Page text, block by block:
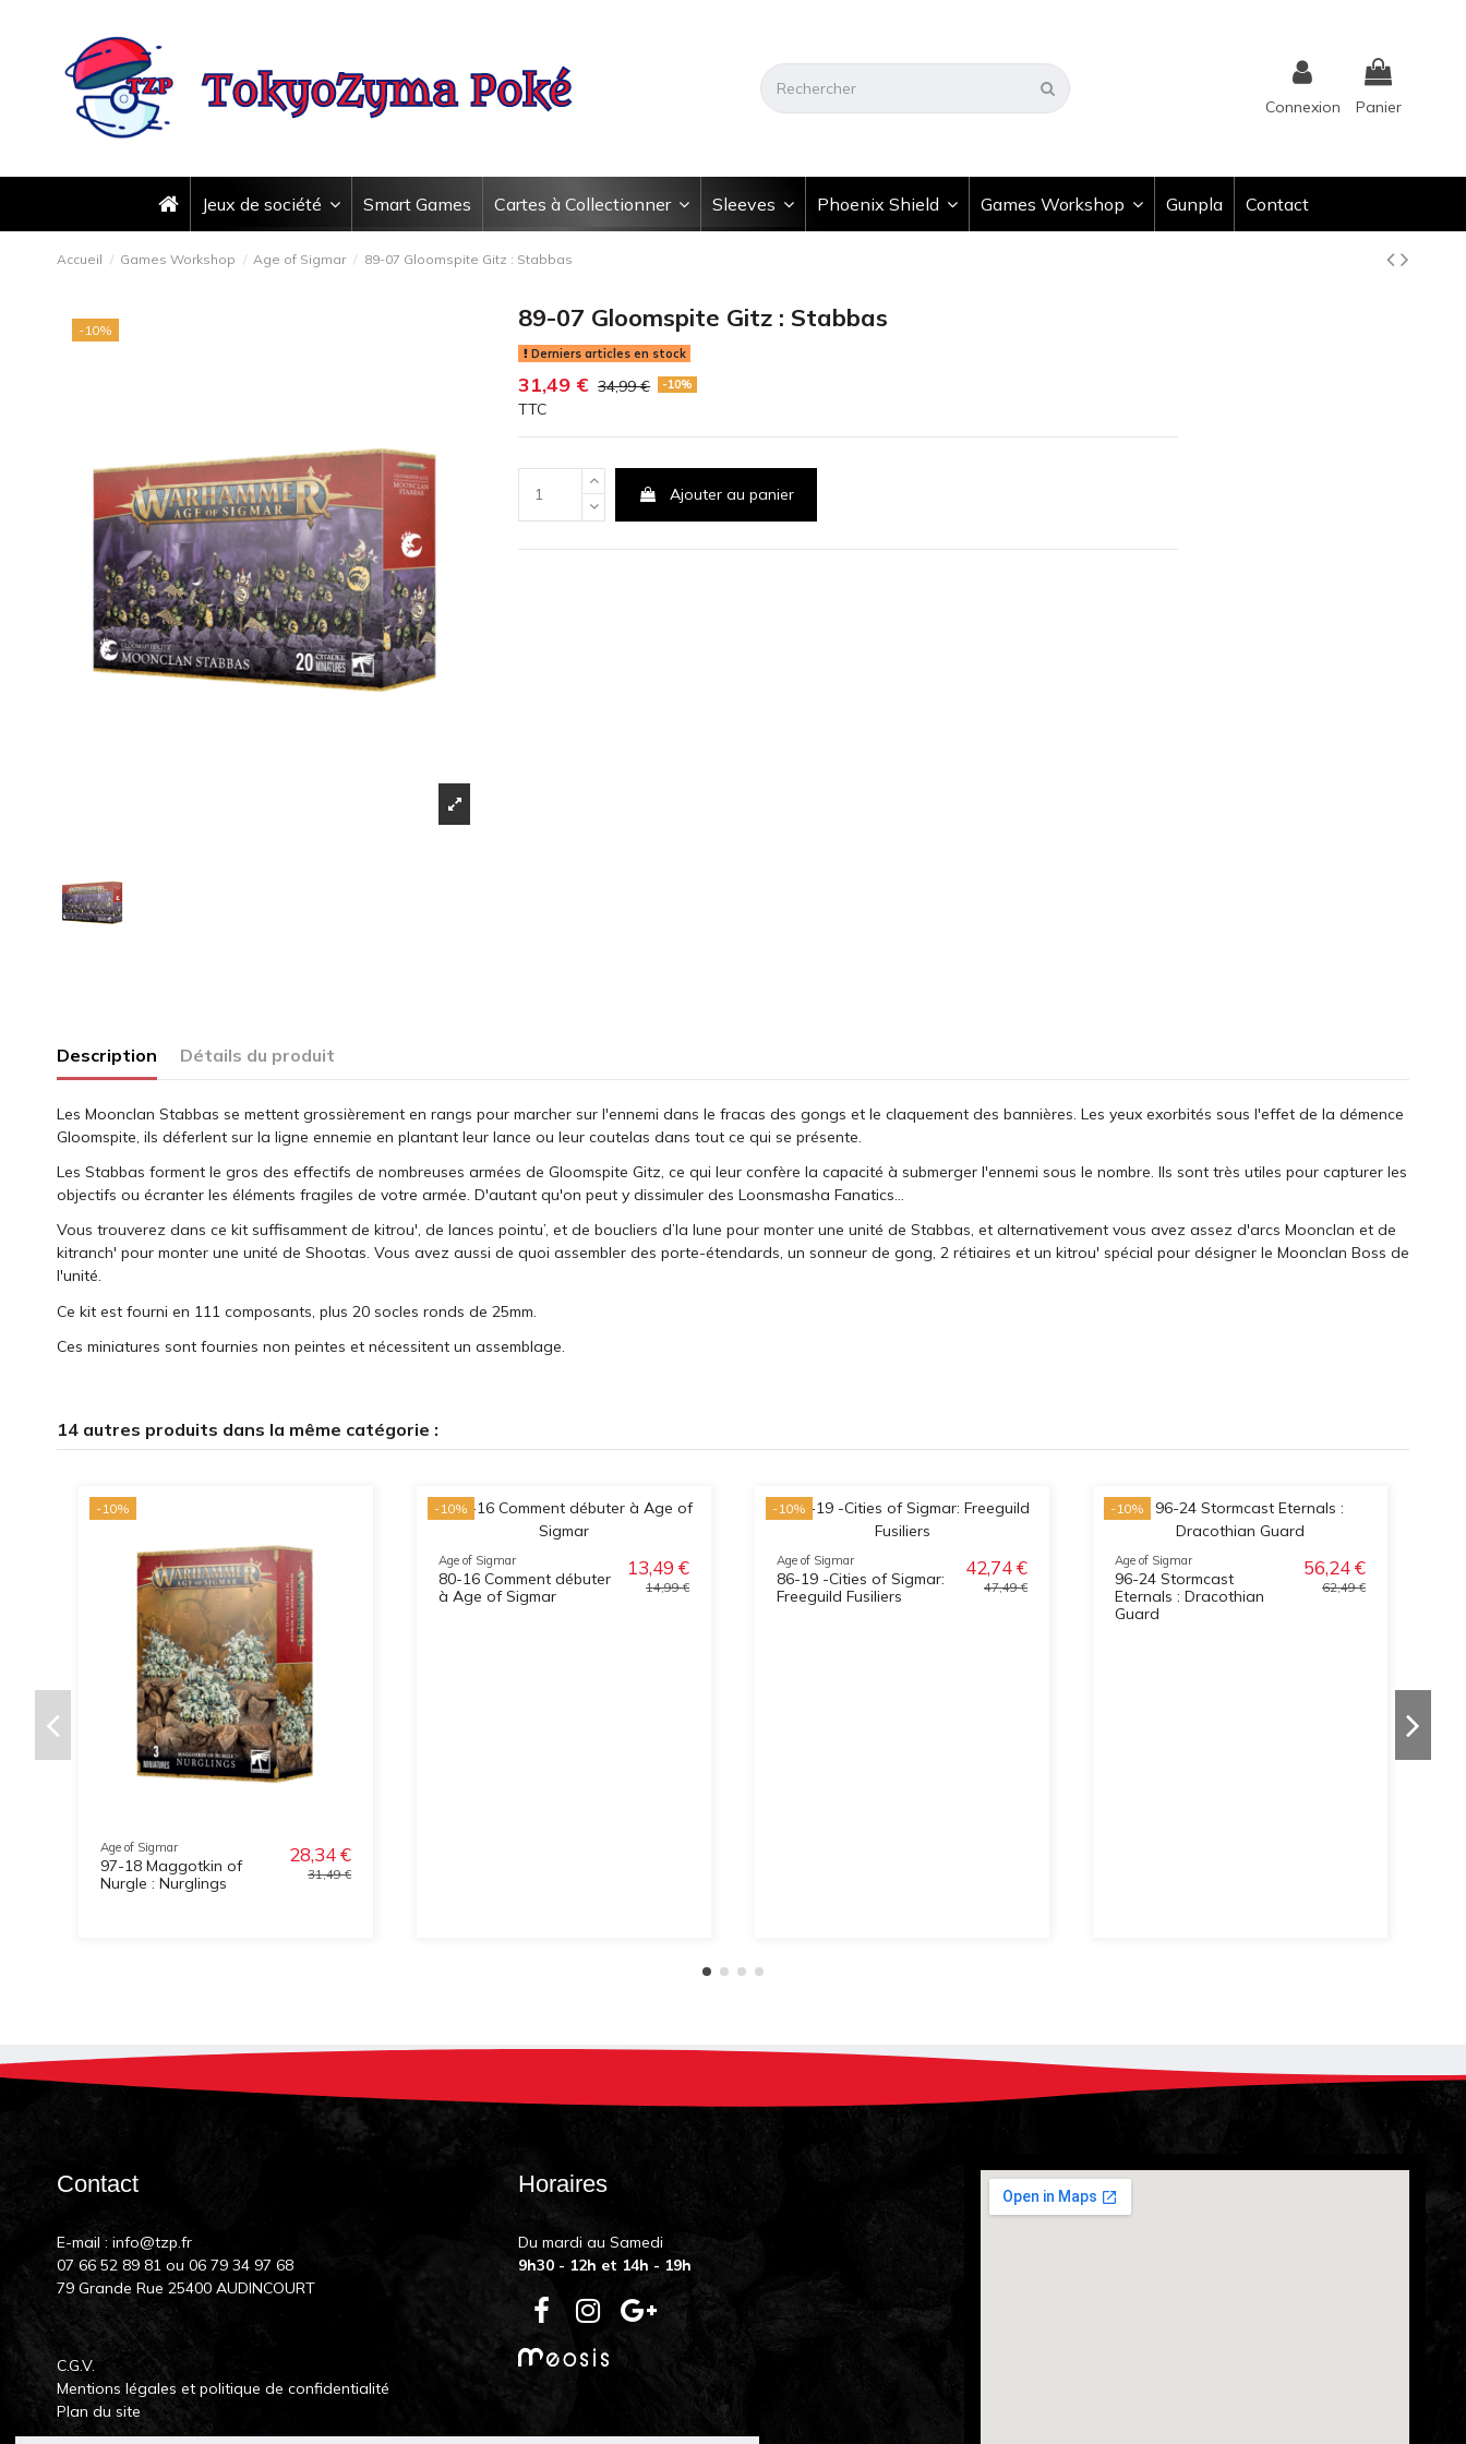
Connexion Panier
Jeux de société Smart Games Cartes à Collectionner Sleeves Phoenix Shield Games Workshop Gunpla Contact
Accueil Games Workshop Age of Sigmar 89-07 Gloomspite Gitz : Stabbas
-10% 89-07 Gloomspite Gitz : Stabbas
Derniers articles en stock
31,49 € 34,99 € -10%
TTC
Ajouter au panier
Description Détails du produit
Les Moonclan Stabbas se mettent grossièrement en rangs pour marcher sur l'ennemi dans le fracas des gongs et le claquement des bannières. Les yeux exorbités sous l'effet de la démence
Gloomspite, ils déferlent sur la ligne ennemie en plantant leur lance ou leur coutelas dans tout ce qui se présente.
Les Stabbas forment le gros des effectifs de nombreuses armées de Gloomspite Gitz, ce qui leur confère la capacité à submerger l'ennemi sous le nombre. Ils sont très utiles pour capturer les
objectifs ou écranter les éléments fragiles de votre armée. D'autant qu'on peut y dissimuler des Loonsmasha Fanatics…
Vous trouverez dans ce kit suffisamment de kitrou', de lances pointu’, et de boucliers d’la lune pour monter une unité de Stabbas, et alternativement vous avez assez d'arcs Moonclan et de
kitranch' pour monter une unité de Shootas. Vous avez aussi de quoi assembler des porte-étendards, un sonneur de gong, 2 rétiaires et un kitrou' spécial pour désigner le Moonclan Boss de
l'unité.
Ce kit est fourni en 111 composants, plus 20 socles ronds de 25mm.
Ces miniatures sont fournies non peintes et nécessitent un assemblage.
14 autres produits dans la même catégorie :
-10%
Age of Sigmar
97-18 Maggotkin of
Nurgle : Nurglings
28,34 €
31,49 €
-10%
Age of Sigmar
80-16 Comment débuter
à Age of Sigmar
13,49 €
14,99 €
-10%
Age of Sigmar
86-19 -Cities of Sigmar:
Freeguild Fusiliers
42,74 €
47,49 €
-10%
Age of Sigmar
96-24 Stormcast
Eternals : Dracothian
Guard
56,24 €
62,49 €
Contact
E-mail : info@tzp.fr
07 66 52 89 81 ou 06 79 34 97 68
79 Grande Rue 25400 AUDINCOURT
C.G.V.
Mentions légales et politique de confidentialité
Plan du site
Horaires
Du mardi au Samedi
9h30 - 12h et 14h - 19h